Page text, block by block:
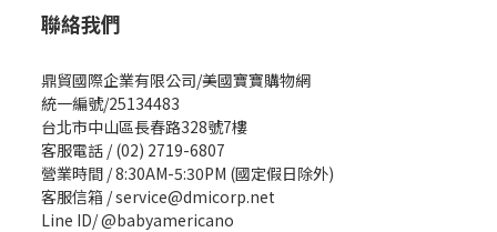
聯絡我們
鼎貿國際企業有限公司/美國寶寶購物網
統一編號/25134483
台北市中山區長春路328號7樓
客服電話 / (02) 2719-6807
營業時間 / 8:30AM-5:30PM (國定假日除外)
客服信箱 / service@dmicorp.net
Line ID/ @babyamericano